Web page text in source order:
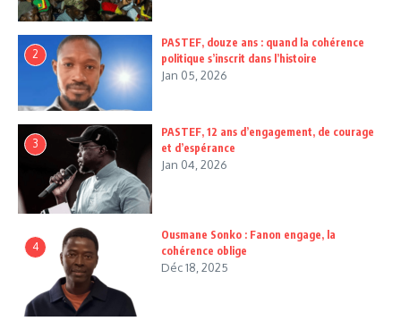
2
PASTEF, douze ans : quand la cohérence
politique s’inscrit dans l’histoire
Jan 05, 2026
3
PASTEF, 12 ans d’engagement, de courage
et d’espérance
Jan 04, 2026
4
Ousmane Sonko : Fanon engage, la
cohérence oblige
Déc 18, 2025